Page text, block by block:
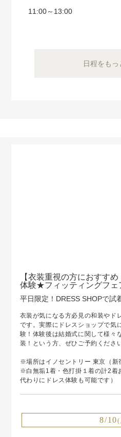
11:00～13:00
日程をも
【衣装重視の方におすす
体験★フィッティングフェ
平日限定！DRESS SHOPで試
衣装が気になる方必見の和装やド
です。実際にドレスショップで気
験！体験後は結婚式に関して様々
装！という方、ぜひご予約ください
※場所はイノセントリー 東京（新
※白無垢1着・色打掛１着の計2着
代わりにドレス体験も可能です）
8/10(